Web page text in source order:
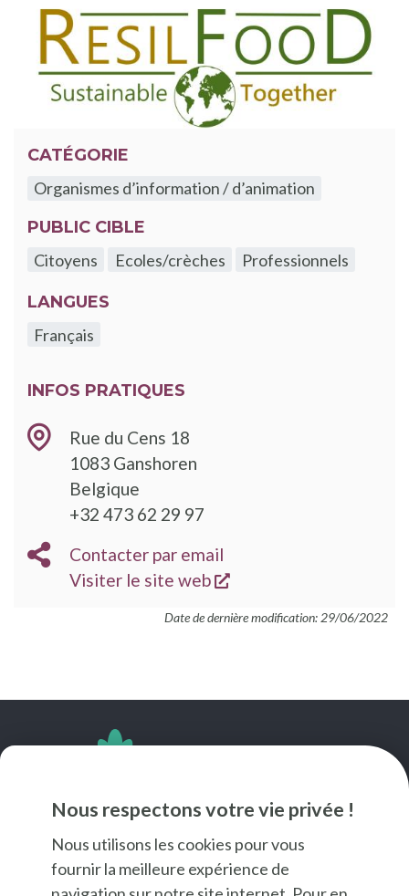
Nous respectons votre vie privée !
Nous utilisons les cookies pour vous
fournir la meilleure expérience de
CATÉGORIE
Organismes d’information / d’animation
PUBLIC CIBLE
Citoyens
Ecoles/crèches Professionnels
LANGUES
Français
INFOS PRATIQUES
Rue du Cens 18
1083 Ganshoren
Belgique
TÉLÉPHONE
+32 473 62 29 97
EMAIL
Contacter par email
SITE
Visiter le site web s'ouvre dans une
Date de dernière modification: 29/06/2022